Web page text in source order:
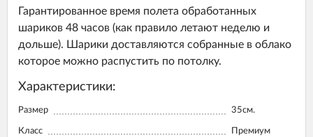
Гарантированное время полета обработанных
шариков 48 часов (как правило летают неделю и
дольше). Шарики доставляются собранные в облако
которое можно распустить по потолку.
Характеристики:
Размер 35см.
Класс Премиум